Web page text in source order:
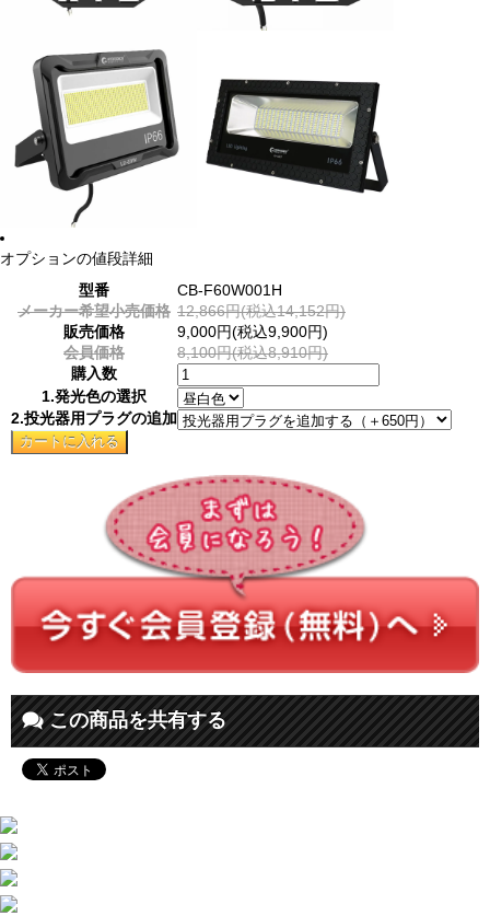
オプションの値段詳細
型番
CB-F60W001H
メーカー希望小売価格 12,866円(税込14,152円)
販売価格
9,000円(税込9,900円)
会員価格
8,100円(税込8,910円)
購入数
1.発光色の選択
2.投光器用プラグの追加
この商品を共有する